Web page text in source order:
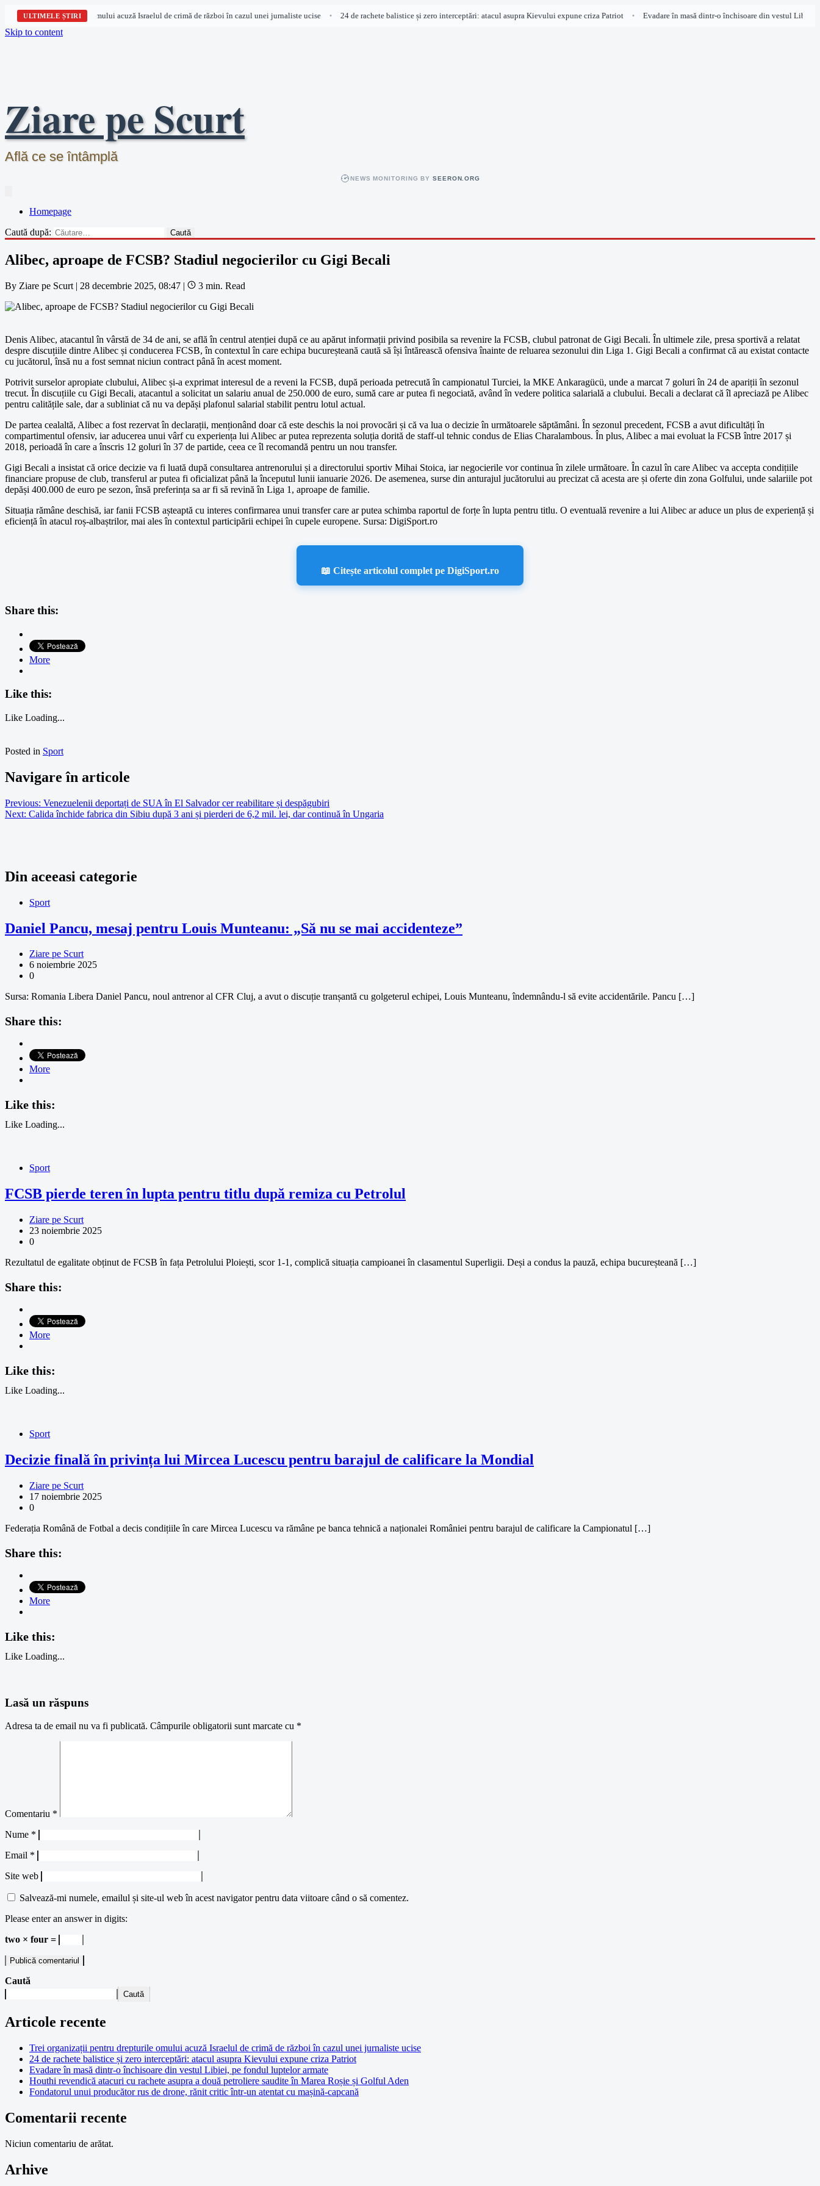
ULTIMELE ȘTIRI
pentru drepturile omului acuză Israelul de crimă de război în cazul unei jurnaliste ucise • 24 de rachete balistice și zero interceptări: atacul asupra Kievului expune criza Patriot • Evadare în masă dintr-o închisoare din vestul Libiei, pe
Skip to content
Ziare pe Scurt
Află ce se întâmplă
NEWS MONITORING BYSEERON.ORG
Homepage
Caută după:
Alibec, aproape de FCSB? Stadiul negocierilor cu Gigi Becali
By Ziare pe Scurt | 28 decembrie 2025, 08:47 | 3 min. Read
Denis Alibec, atacantul în vârstă de 34 de ani, se află în centrul atenției după ce au apărut informații privind posibila sa revenire la FCSB, clubul patronat de Gigi Becali. În ultimele zile, presa sportivă a relatat
despre discuțiile dintre Alibec și conducerea FCSB, în contextul în care echipa bucureșteană caută să își întărească ofensiva înainte de reluarea sezonului din Liga 1. Gigi Becali a confirmat că au existat contacte
cu jucătorul, însă nu a fost semnat niciun contract până în acest moment.
Potrivit surselor apropiate clubului, Alibec și-a exprimat interesul de a reveni la FCSB, după perioada petrecută în campionatul Turciei, la MKE Ankaragücü, unde a marcat 7 goluri în 24 de apariții în sezonul
trecut. În discuțiile cu Gigi Becali, atacantul a solicitat un salariu anual de 250.000 de euro, sumă care ar putea fi negociată, având în vedere politica salarială a clubului. Becali a declarat că îl apreciază pe Alibec
pentru calitățile sale, dar a subliniat că nu va depăși plafonul salarial stabilit pentru lotul actual.
De partea cealaltă, Alibec a fost rezervat în declarații, menționând doar că este deschis la noi provocări și că va lua o decizie în următoarele săptămâni. În sezonul precedent, FCSB a avut dificultăți în
compartimentul ofensiv, iar aducerea unui vârf cu experiența lui Alibec ar putea reprezenta soluția dorită de staff-ul tehnic condus de Elias Charalambous. În plus, Alibec a mai evoluat la FCSB între 2017 și
2018, perioadă în care a înscris 12 goluri în 37 de partide, ceea ce îl recomandă pentru un nou transfer.
Gigi Becali a insistat că orice decizie va fi luată după consultarea antrenorului și a directorului sportiv Mihai Stoica, iar negocierile vor continua în zilele următoare. În cazul în care Alibec va accepta condițiile
financiare propuse de club, transferul ar putea fi oficializat până la începutul lunii ianuarie 2026. De asemenea, surse din anturajul jucătorului au precizat că acesta are și oferte din zona Golfului, unde salariile pot
depăși 400.000 de euro pe sezon, însă preferința sa ar fi să revină în Liga 1, aproape de familie.
Situația rămâne deschisă, iar fanii FCSB așteaptă cu interes confirmarea unui transfer care ar putea schimba raportul de forțe în lupta pentru titlu. O eventuală revenire a lui Alibec ar aduce un plus de experiență și
eficiență în atacul roș-albaștrilor, mai ales în contextul participării echipei în cupele europene. Sursa: DigiSport.ro
📖 Citește articolul complet pe DigiSport.ro
Share this:
More
Like this:
Like Loading...
Posted in Sport
Navigare în articole
Previous: Venezuelenii deportați de SUA în El Salvador cer reabilitare și despăgubiri
Next: Calida închide fabrica din Sibiu după 3 ani și pierderi de 6,2 mil. lei, dar continuă în Ungaria
Din aceeasi categorie
Sport
Daniel Pancu, mesaj pentru Louis Munteanu: „Să nu se mai accidenteze”
Ziare pe Scurt
6 noiembrie 2025
0
Sursa: Romania Libera Daniel Pancu, noul antrenor al CFR Cluj, a avut o discuție tranșantă cu golgeterul echipei, Louis Munteanu, îndemnându-l să evite accidentările. Pancu […]
Share this:
More
Like this:
Like Loading...
Sport
FCSB pierde teren în lupta pentru titlu după remiza cu Petrolul
Ziare pe Scurt
23 noiembrie 2025
0
Rezultatul de egalitate obținut de FCSB în fața Petrolului Ploiești, scor 1-1, complică situația campioanei în clasamentul Superligii. Deși a condus la pauză, echipa bucureșteană […]
Share this:
More
Like this:
Like Loading...
Sport
Decizie finală în privința lui Mircea Lucescu pentru barajul de calificare la Mondial
Ziare pe Scurt
17 noiembrie 2025
0
Federația Română de Fotbal a decis condițiile în care Mircea Lucescu va rămâne pe banca tehnică a naționalei României pentru barajul de calificare la Campionatul […]
Share this:
More
Like this:
Like Loading...
Lasă un răspuns
Adresa ta de email nu va fi publicată. Câmpurile obligatorii sunt marcate cu *
Comentariu *
Nume *
Email *
Site web
Salvează-mi numele, emailul și site-ul web în acest navigator pentru data viitoare când o să comentez.
Please enter an answer in digits:
two × four =
Caută
Caută
Articole recente
Trei organizații pentru drepturile omului acuză Israelul de crimă de război în cazul unei jurnaliste ucise
24 de rachete balistice și zero interceptări: atacul asupra Kievului expune criza Patriot
Evadare în masă dintr-o închisoare din vestul Libiei, pe fondul luptelor armate
Houthi revendică atacuri cu rachete asupra a două petroliere saudite în Marea Roșie și Golful Aden
Fondatorul unui producător rus de drone, rănit critic într-un atentat cu mașină-capcană
Comentarii recente
Niciun comentariu de arătat.
Arhive